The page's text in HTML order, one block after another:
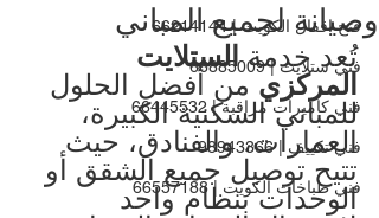
فتح اقفال الكويت | 66214144
فني ستلايت | 66885009
فني كاميرات مراقبة | 66445532
فني تكييف | 98943366
فني طباخات الكويت | 66557188
وصيانة لجميع المباني
تُعد خدمة الستلايت
المركزي من أفضل الحلول
للمباني السكنية الكبيرة،
العمارات، والفنادق، حيث
تتيح توصيل جميع الشقق أو
الوحدات بنظام واحد